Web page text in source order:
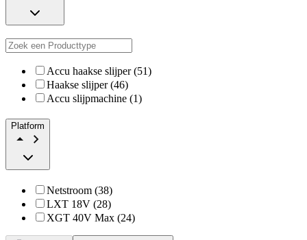
Accu haakse slijper (51)
Haakse slijper (46)
Accu slijpmachine (1)
Platform
Netstroom (38)
LXT 18V (28)
XGT 40V Max (24)